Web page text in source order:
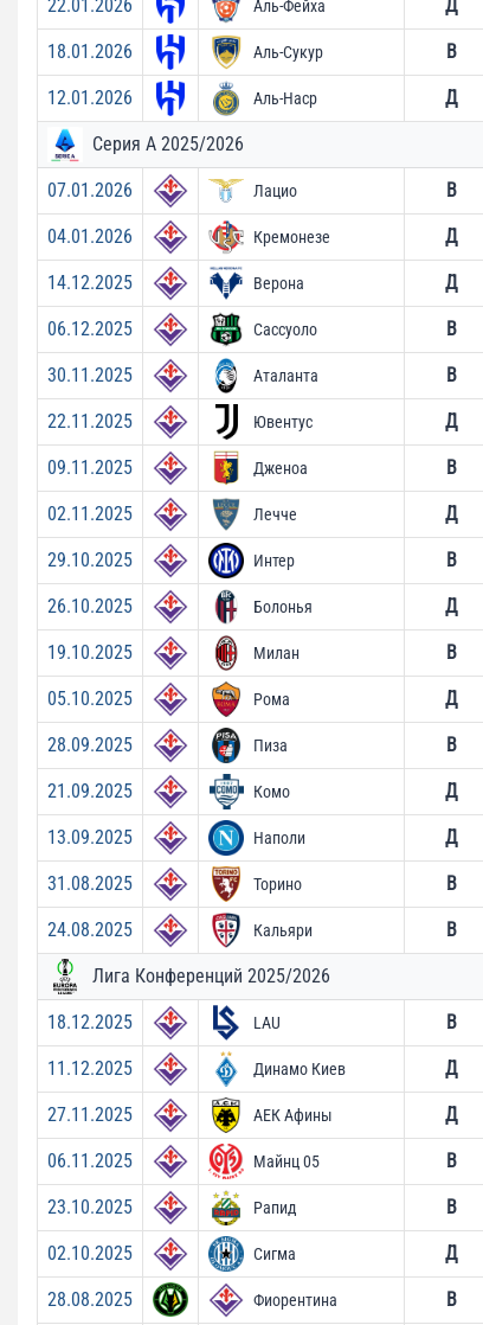
22.01.2026 Аль-Фейха Д
18.01.2026 Аль-Сукур В
12.01.2026 Аль-Наср Д
Серия А 2025/2026
07.01.2026 Лацио В
04.01.2026 Кремонезе Д
14.12.2025 Верона Д
06.12.2025 Сассуоло В
30.11.2025 Аталанта В
22.11.2025 Ювентус Д
09.11.2025 Дженоа В
02.11.2025 Лечче Д
29.10.2025 Интер В
26.10.2025 Болонья Д
19.10.2025 Милан В
05.10.2025 Рома Д
28.09.2025 Пиза В
21.09.2025 Комо Д
13.09.2025 Наполи Д
31.08.2025 Торино В
24.08.2025 Кальяри В
Лига Конференций 2025/2026
18.12.2025 LAU В
11.12.2025 Динамо Киев Д
27.11.2025 АЕК Афины Д
06.11.2025 Майнц 05 В
23.10.2025 Рапид В
02.10.2025 Сигма Д
28.08.2025 Фиорентина В